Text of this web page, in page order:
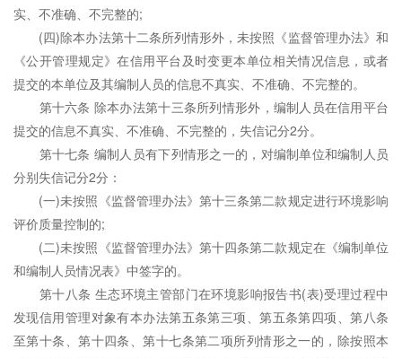
实、不准确、不完整的;
(四)除本办法第十二条所列情形外，未按照《监督管理办法》和
《公开管理规定》在信用平台及时变更本单位相关情况信息，或者
提交的本单位及其编制人员的信息不真实、不准确、不完整的。
第十六条 除本办法第十三条所列情形外，编制人员在信用平台
提交的信息不真实、不准确、不完整的，失信记分2分。
第十七条 编制人员有下列情形之一的，对编制单位和编制人员
分别失信记分2分：
(一)未按照《监督管理办法》第十三条第二款规定进行环境影响
评价质量控制的;
(二)未按照《监督管理办法》第十四条第二款规定在《编制单位
和编制人员情况表》中签字的。
第十八条 生态环境主管部门在环境影响报告书(表)受理过程中
发现信用管理对象有本办法第五条第三项、第五条第四项、第八条
至第十条、第十四条、第十七条第二项所列情形之一的，除按照本